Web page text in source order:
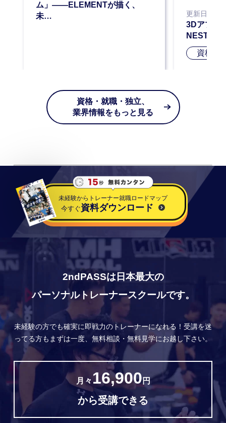
ム」——ELEMENTが描く、
未…
更新日
3Dアプリ
NESTA-
資格合
資格・就職・独立、
業界情報をもっと見る
未経験からトレーナー就職ロードマップ
今すぐ資料ダウンロード
2ndPASSは日本最大の
パーソナルトレーナースクールです。
未経験の方でも確実に即戦力のトレーナーになれる！ 受講を迷
ってる方もまずは一度、無料相談・無料見学にお越し下さい。
月々16,900円
から受講できる